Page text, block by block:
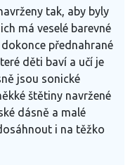
tak, aby byly
má veselé barevné
přednahrané
děti baví a učí je
jsou sonické
štětiny navržené
dásně a malé
i na těžko